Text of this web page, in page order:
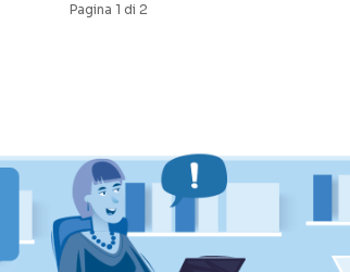
Pagina 1 di 2